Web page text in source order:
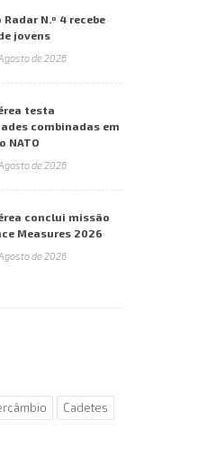
N.º 4 recebe
jovens
de 2026
testa
combinadas em
NATO
de 2026
conclui missão
Measures 2026
de 2026
Cadetes